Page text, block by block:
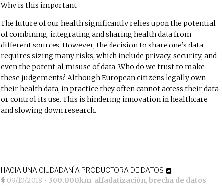
Why is this important
The future of our health significantly relies upon the potential
of combining, integrating and sharing health data from
different sources. However, the decision to share one’s data
requires sizing many risks, which include privacy, security, and
even the potential misuse of data. Who do we trust to make
these judgements? Although European citizens legally own
their health data, in practice they often cannot access their data
or control its use. This is hindering innovation in healthcare
and slowing down research.
HACIA UNA CIUDADANÍA PRODUCTORA DE DATOS
09/10/2018 • 300.000km, alfadatización,brecha de datos,